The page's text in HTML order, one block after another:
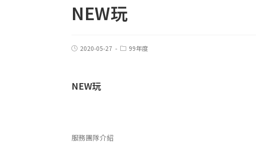
NEW玩
2020-05-27 99年度
NEW玩
服務團隊介紹